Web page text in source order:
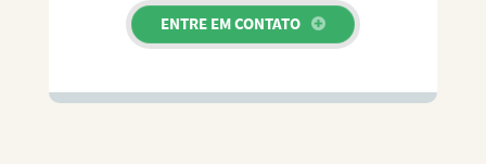
ENTRE EM CONTATO